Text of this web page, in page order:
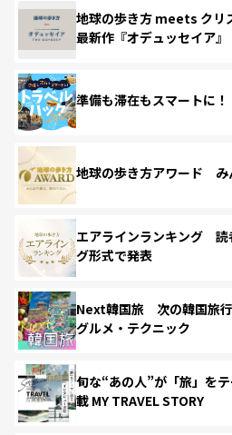
地球の歩き方 meets クリ
最新作『オデュッセイア』
準備も滞在もスマートに
地球の歩き方アワード み
エアラインランキング 読
グ形式で発表
Next韓国旅 次の韓国旅行
グルメ・テクニック
旬な“あの人”が「旅」を
載 MY TRAVEL STORY